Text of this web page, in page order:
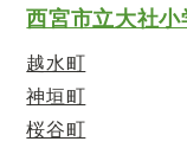
西宮市立大社
越水町
神垣町
桜谷町